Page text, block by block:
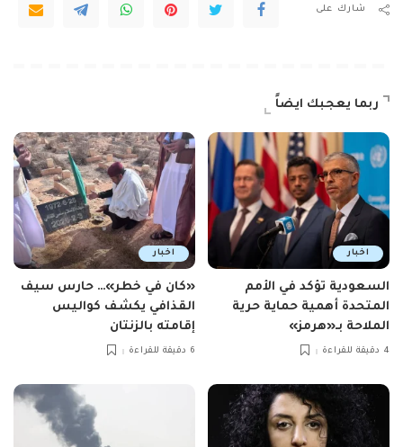
شارك على
ربما يعجبك ايضاً
اخبار
السعودية تؤكد في الأمم
المتحدة أهمية حماية حرية
الملاحة بـ«هرمز»
4 دقيقة للقراءة
اخبار
«كان في خطر»… حارس سيف
القذافي يكشف كواليس
إقامته بالزنتان
6 دقيقة للقراءة